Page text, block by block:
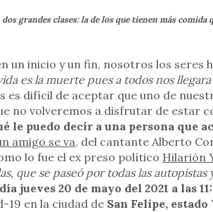
grandes clases: la de los que tienen más
un inicio y un fin, nosotros los seres
es la muerte pues a todos nos
es difícil de aceptar que uno de
no volveremos a disfrutar de estar
le puedo decir a una persona que
amigo se va, del cantante Alberto
lo fue el ex preso político Hilarión
que se paseó por todas las autopistas
jueves 20 de mayo del 2021 a las
19 en la ciudad de San Felipe, estado